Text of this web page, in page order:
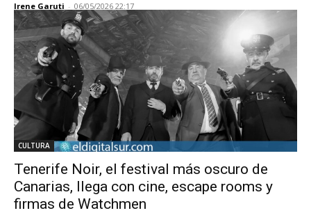
Irene Garuti - 06/05/2026 22:17
CULTURA
Tenerife Noir, el festival más oscuro de
Canarias, llega con cine, escape rooms y
firmas de Watchmen